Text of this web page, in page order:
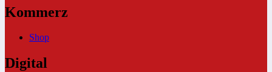
Kommerz
Shop
Digital